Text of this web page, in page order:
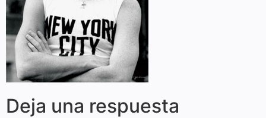
Deja una respuesta